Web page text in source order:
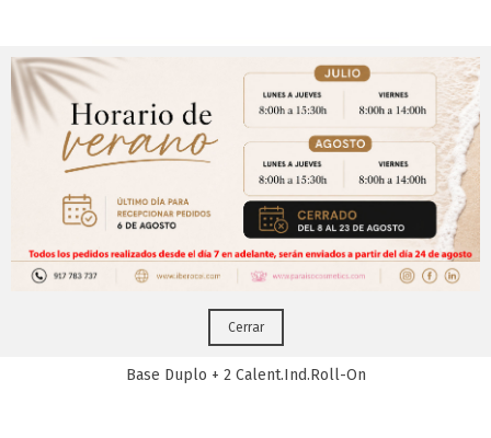
Base Duplo + 2 Calent.Ind.Roll-On
Aviso Importante
¡Regístrate para acceder a los precios y realizar
tus pedidos online.!
Puedes hacerlo desdeAqui!
CERRAR
Cerrar